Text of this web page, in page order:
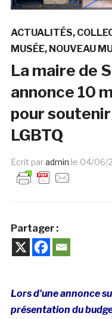
ACTUALITÉS
MUSÉE NOUVEAU
La maire de
annonce 10
pour
LGBTQ
Ecrit paradmin le 04/06/
Partager :
Lors d’une annonce
présentation du